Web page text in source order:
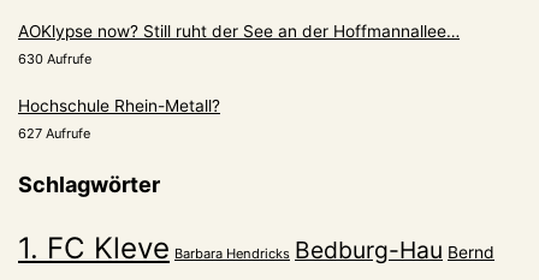
AOKlypse now? Still ruht der See an der Hoffmannallee…
630 Aufrufe
Hochschule Rhein-Metall?
627 Aufrufe
Schlagwörter
1. FC Kleve Barbara Hendricks Bedburg-Hau Bernd